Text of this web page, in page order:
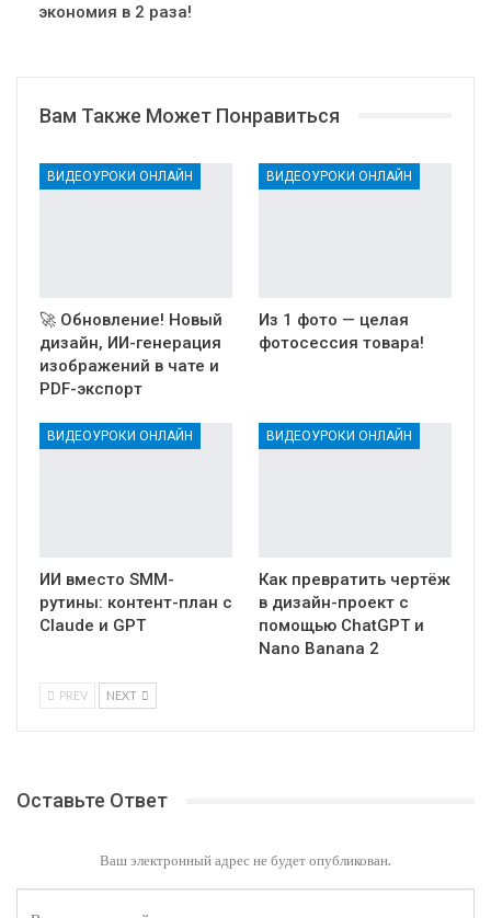
экономия в 2 раза!
Вам Также Может Понравиться
ВИДЕОУРОКИ ОНЛАЙН
🚀 Обновление! Новый
дизайн, ИИ-генерация
изображений в чате и
PDF-экспорт
ВИДЕОУРОКИ ОНЛАЙН
Из 1 фото — целая
фотосессия товара!
ВИДЕОУРОКИ ОНЛАЙН
ИИ вместо SMM-
рутины: контент-план с
Claude и GPT
ВИДЕОУРОКИ ОНЛАЙН
Как превратить чертёж
в дизайн-проект с
помощью ChatGPT и
Nano Banana 2
PREV NEXT
Оставьте Ответ
Ваш электронный адрес не будет опубликован.